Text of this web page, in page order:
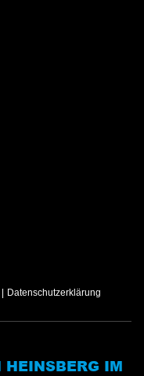
Datenschutzerklärung
HEINSBERG IM